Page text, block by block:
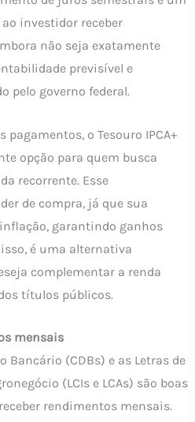
investidor receber
não seja exatamente
previsível e
pelo governo federal.
o Tesouro IPCA+
opção para quem busca
recorrente. Esse
de compra, já que sua
garantindo ganhos
é uma alternativa
complementar a renda
títulos públicos.
mensais
Bancário (CDBs) e as Letras de
(LCIs e LCAs) são boas
rendimentos mensais.